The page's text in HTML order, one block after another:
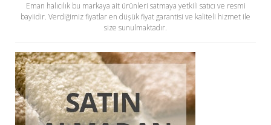
Eman halıcılık bu markaya ait ürünleri satmaya yetkili satıcı ve resmi
bayiidir. Verdiğimiz fiyatlar en düşük fiyat garantisi ve kaliteli hizmet ile
size sunulmaktadır.